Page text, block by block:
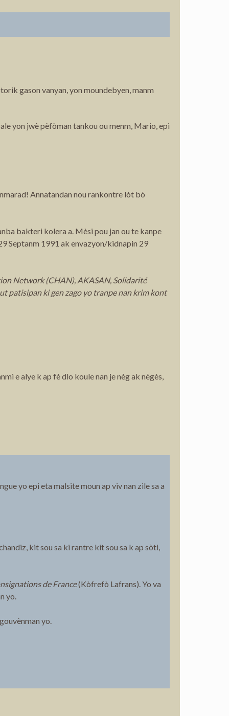
gason vanyan, yon moundebyen, manm
yon jwè pèfòman tankou ou menm, Mario, epi
Annatandan nou rankontre lòt bò
bakteri kolera a. Mèsi pou jan ou te kanpe
Septanm 1991 ak envazyon/kidnapin 29
Network (CHAN), AKASAN, Solidarité
patisipan ki gen zago yo tranpe nan krim kont
e alye k ap fè dlo koule nan je nèg ak nègès,
yo epi eta malsite moun ap viv nan zile sa a
kit sou sa ki rantre kit sou sa k ap sòti,
de France(Kòfrefò Lafrans). Yo va
yo.
yo.